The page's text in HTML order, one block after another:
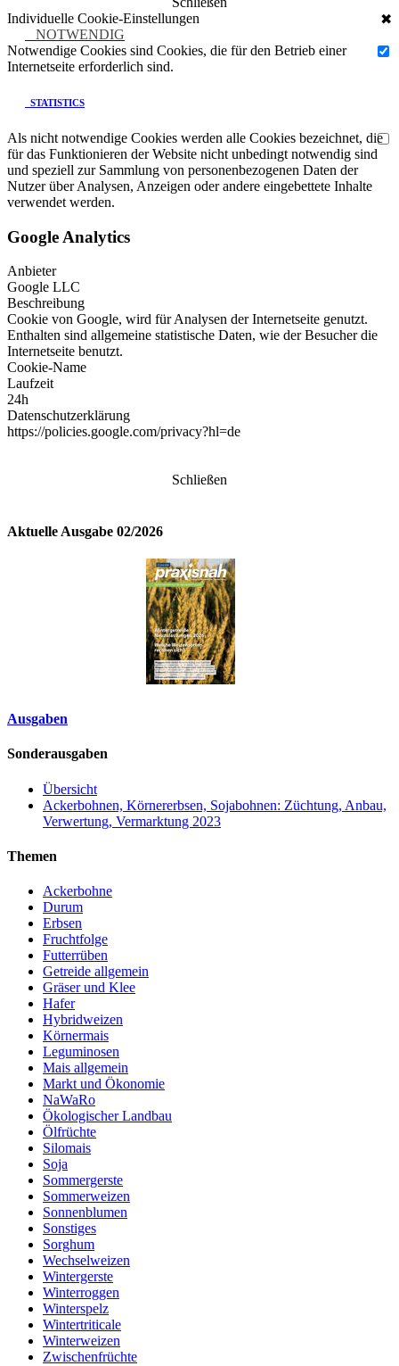
Individuelle Cookie-Einstellungen
✖
NOTWENDIG
Notwendige Cookies sind Cookies, die für den Betrieb einer
Internetseite erforderlich sind.
STATISTICS
Als nicht notwendige Cookies werden alle Cookies bezeichnet, die
für das Funktionieren der Website nicht unbedingt notwendig sind
und speziell zur Sammlung von personenbezogenen Daten der
Nutzer über Analysen, Anzeigen oder andere eingebettete Inhalte
verwendet werden.
Google Analytics
Anbieter
Google LLC
Beschreibung
Cookie von Google, wird für Analysen der Internetseite genutzt.
Enthalten sind allgemeine statistische Daten, wie der Besucher die
Internetseite benutzt.
Cookie-Name
Laufzeit
24h
Datenschutzerklärung
https://policies.google.com/privacy?hl=de
Schließen
Aktuelle Ausgabe 02/2026
Ausgaben
Sonderausgaben
Übersicht
Ackerbohnen, Körnererbsen, Sojabohnen: Züchtung, Anbau,
Verwertung, Vermarktung 2023
Themen
Ackerbohne
Durum
Erbsen
Fruchtfolge
Futterrüben
Getreide allgemein
Gräser und Klee
Hafer
Hybridweizen
Körnermais
Leguminosen
Mais allgemein
Markt und Ökonomie
NaWaRo
Ökologischer Landbau
Ölfrüchte
Silomais
Soja
Sommergerste
Sommerweizen
Sonnenblumen
Sonstiges
Sorghum
Wechselweizen
Wintergerste
Winterroggen
Winterspelz
Wintertriticale
Winterweizen
Zwischenfrüchte